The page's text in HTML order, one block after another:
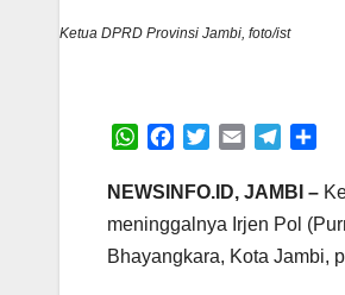
Ketua DPRD Provinsi Jambi, foto/ist
W
a
A
c
b
o
i
t
e
a
i
l
e
r
a
r
NEWSINFO.ID, JAMBI –
meninggalnya Irjen Pol
Bhayangkara, Kota Jambi,